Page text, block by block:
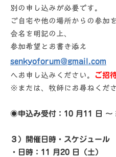
別の申し込みが必要です。
ご⾃宅や他の場所からの参加
会名を明記の上、
参加希望とお書き添え
senkyoforum@gmail.com
へお申し込みください。
ご招
※または、牧師にお尋ねくださ
◉申込み受付：10 ⽉11 ⽇ 〜
３）開催⽇時・スケジュール
・⽇時：11 ⽉20 ⽇（⼟）